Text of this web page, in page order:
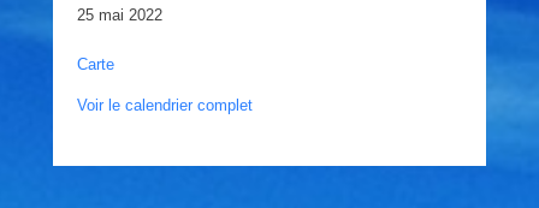
de
de
d'année
25 mai 2022
CarteManège
St-
Voir le calendrier complet